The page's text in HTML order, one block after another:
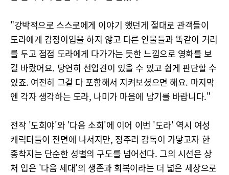
"강박적으로 스스로에게 이야기 했던게 절대로 관객들이
도라에게 감정이입을 하지 않고 다른 인물들과 똑같이 거리
를 두고 점점 도라에게 다가가는 듯한 느낌으로 영화를 보
길 바랐어요. 당연히 선입견이 있을 수 있고 쉽게 판단할 수
있죠. 여전히 그걸 다 포함해서 지켜보셨으면 해요. 마지막
엔 각자 생각하는 도라, 나미가 마음에 남기를 바랍니다."
전작 '도희야'와 '다음 소희'에 이어 이번 '도라' 역시 여성
캐릭터들이 전면에 나서지만, 정주리 감독이 가닿고자 한
종착지는 단순한 성별의 구도를 넘어선다. 그의 시선은 상
처 입은 '다음 세대'의 생존과 회복이라는 더 넓은 세상으로